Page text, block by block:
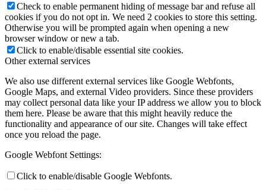
Check to enable permanent hiding of message bar and refuse all
cookies if you do not opt in. We need 2 cookies to store this setting.
Otherwise you will be prompted again when opening a new
browser window or new a tab.
Click to enable/disable essential site cookies.
Other external services
We also use different external services like Google Webfonts,
Google Maps, and external Video providers. Since these providers
may collect personal data like your IP address we allow you to block
them here. Please be aware that this might heavily reduce the
functionality and appearance of our site. Changes will take effect
once you reload the page.
Google Webfont Settings:
Click to enable/disable Google Webfonts.